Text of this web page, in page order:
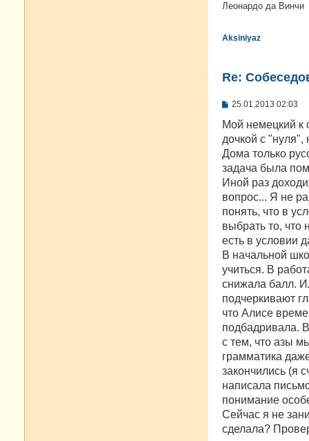
Леонардо да Винчи
Aksiniyaz
Re:
С
о
щ
е
н
и
е
25.01.2013 02:03
Мой немецкий к
дочкой с "нуля",
Дома только
задача была
Иной раз
вопрос... Я не
понять, что в
выбрать то, что
есть в условии
В начальной
учиться. В
снижала балл.
подчеркивают
что Алисе
подбадривала.
с тем, что азы
грамматика
закончились (я
написала
понимание
Сейчас я не
сделала?